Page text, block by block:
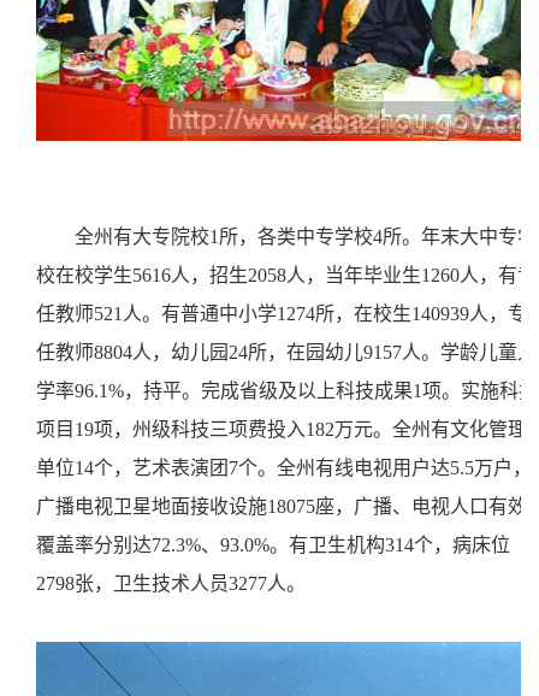
全州有大专院校1所，各类中专学校4所。年末大中专学
校在校学生5616人，招生2058人，当年毕业生1260人，有专
任教师521人。有普通中小学1274所，在校生140939人，专
任教师8804人，幼儿园24所，在园幼儿9157人。学龄儿童入
学率96.1%，持平。完成省级及以上科技成果1项。实施科技
项目19项，州级科技三项费投入182万元。全州有文化管理
单位14个，艺术表演团7个。全州有线电视用户达5.5万户，
广播电视卫星地面接收设施18075座，广播、电视人口有效
覆盖率分别达72.3%、93.0%。有卫生机构314个，病床位
2798张，卫生技术人员3277人。